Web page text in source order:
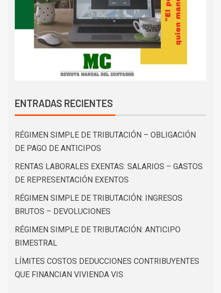
ENTRADAS RECIENTES
RÉGIMEN SIMPLE DE TRIBUTACIÓN – OBLIGACIÓN
DE PAGO DE ANTICIPOS
RENTAS LABORALES EXENTAS: SALARIOS – GASTOS
DE REPRESENTACIÓN EXENTOS
RÉGIMEN SIMPLE DE TRIBUTACIÓN: INGRESOS
BRUTOS – DEVOLUCIONES
RÉGIMEN SIMPLE DE TRIBUTACIÓN: ANTICIPO
BIMESTRAL
LÍMITES COSTOS DEDUCCIONES CONTRIBUYENTES
QUE FINANCIAN VIVIENDA VIS